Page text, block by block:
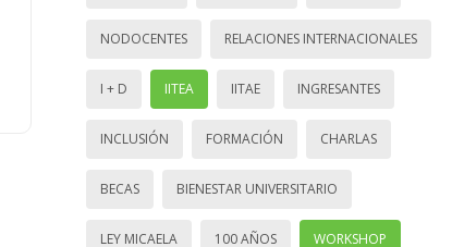
NODOCENTES RELACIONES INTERNACIONALES
I + D IITEA IITAE INGRESANTES
INCLUSIÓN FORMACIÓN CHARLAS
BECAS BIENESTAR UNIVERSITARIO
LEY MICAELA 100 AÑOS WORKSHOP